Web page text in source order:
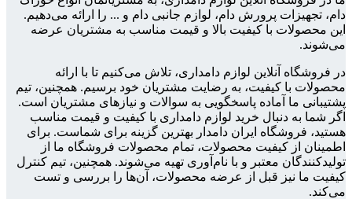
دام، تجهیزات پرورش دام، لوازم جانبی دام و ... را ارائه می‌دهیم.
این محصولات با کیفیت بالا و قیمت مناسب به مشتریان عرضه
می‌شوند.
در فروشگاه آنلاین لوازم دامداری، تلاش می‌کنیم تا با ارائه
محصولات با کیفیت، به رضایت مشتریان خود برسیم. همچنین، تیم
پشتیبانی ما آماده پاسخگویی به سوالات و نیازهای مشتریان است.
اگر شما به دنبال خرید لوازم دامداری با کیفیت و قیمت مناسب
هستید، فروشگاه ایران دامدار بهترین گزینه برای شماست. برای
اطمینان از کیفیت محصولات، تمام محصولات فروشگاه ما از
تولیدکنندگان معتبر و با نام‌آوری تهیه می‌شوند. همچنین، تیم کنترل
کیفیت ما نیز قبل از عرضه محصولات، آن‌ها را بررسی و تست
می‌کند.